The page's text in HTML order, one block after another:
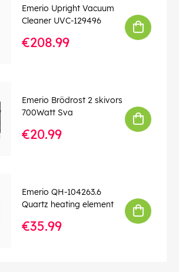
Emerio Upright Vacuum
Cleaner UVC-129496
€208.99
Emerio Brödrost 2 skivors
700Watt Sva
€20.99
Emerio QH-104263.6
Quartz heating element
€35.99